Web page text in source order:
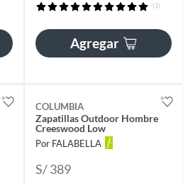
(1)
Agregar
COLUMBIA
Zapatillas Outdoor Hombre
Creeswood Low
Por FALABELLA
S/ 389